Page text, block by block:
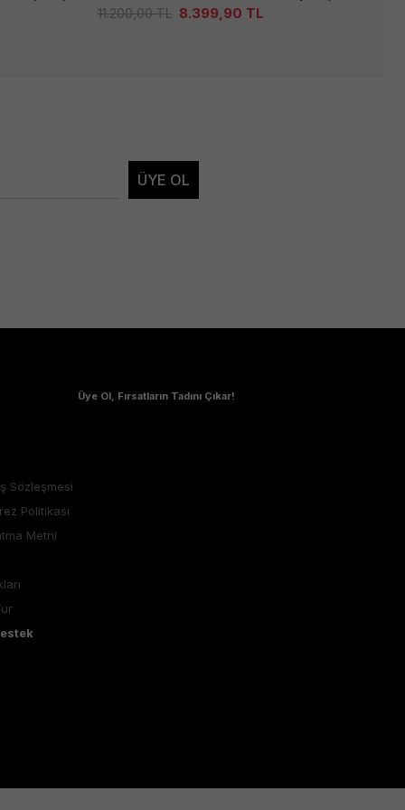
11.200,00TL 8.399,90 TL
ÜYE OL
Sözleşmesi
Politikası
Metni
Üye Ol, Fırsatların Tadını Çıkar!